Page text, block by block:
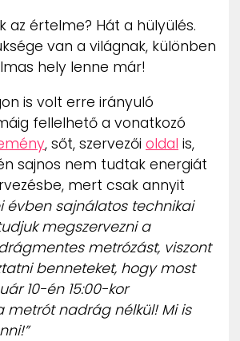
az értelme? Hát a hülyülés.
van a világnak, különben
hely lenne már!
is volt erre irányuló
fellelhető a vonatkozó
, sőt, szervezői oldal is,
sajnos nem tudtak energiát
mert csak annyit
évben sajnálatos technikai
megszervezni a
metrózást, viszont
benneteket, hogy most
10-én 15:00-kor
metrót nadrág nélkül! Mi is